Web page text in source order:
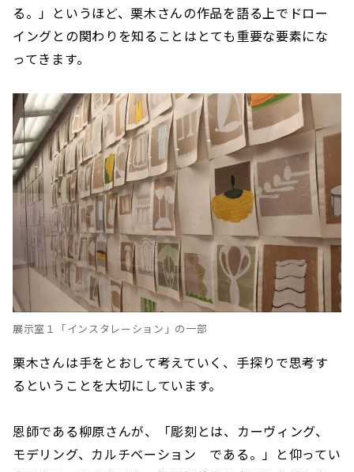
る。」というほど、栗木さんの作品を語る上でドロー
イングとの関わりを知ることはとても重要な要素にな
ってきます。
展示室１「インスタレーション」の一部
栗木さんは手をとおして考えていく、手探りで思考す
るということを大切にしています。
恩師である柳原さんが、「彫刻とは、カーヴィング、
モデリング、カルチベーション である。」と仰ってい